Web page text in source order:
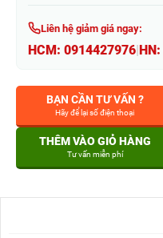
Liên hệ giảm giá ngay:
HCM: 0914427976 HN:
BẠN CẦN TƯ VẤN ?
Hãy để lại số điện thoại
THÊM VÀO GIỎ HÀNG
Tư vấn miễn phí